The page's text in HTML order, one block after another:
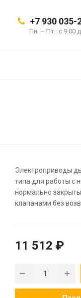
+7 930 035-
Пн. – Пт.: с 9:00
Электроприводы
типа для работы с
нормально
клапанами без
11 512 ₽